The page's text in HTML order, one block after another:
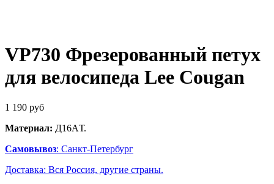
VP730 Фрезерованный петух
для велосипеда Lee Cougan
1 190 руб
Материал: Д16AТ.
Самовывоз: Санкт-Петербург
Доставка: Вся Россия, другие страны.